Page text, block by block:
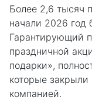
Более 2,6 тысяч
начали 2026 год
Гарантирующий
праздничной
подарки»,
которые
компанией.